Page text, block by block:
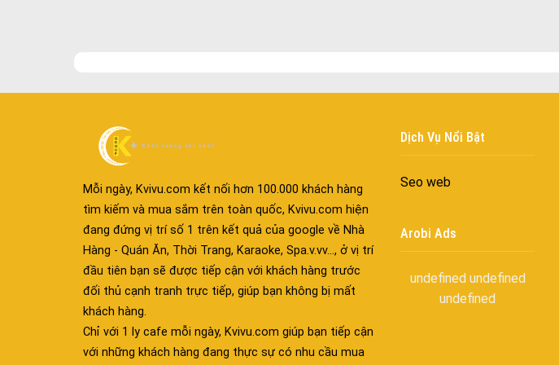
Mỗi ngày, Kvivu.com kết nối hơn 100.000 khách hàng
tìm kiếm và mua sắm trên toàn quốc, Kvivu.com hiện
đang đứng vị trí số 1 trên kết quả của google về Nhà
Hàng - Quán Ăn, Thời Trang, Karaoke, Spa.v.vv..., ở vị trí
đầu tiên bạn sẽ được tiếp cận với khách hàng trước
đối thủ cạnh tranh trực tiếp, giúp bạn không bị mất
khách hàng.
Chỉ với 1 ly cafe mỗi ngày, Kvivu.com giúp bạn tiếp cận
với những khách hàng đang thực sự có nhu cầu mua
Dịch Vụ Nổi Bật
Seo web
Arobi Ads
undefined undefined
undefined